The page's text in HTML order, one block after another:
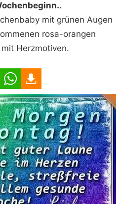
mit grünen Augen
rosa-orangen
Herzmotiven.